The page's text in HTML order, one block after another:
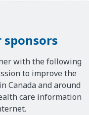
with the following
to improve the
Canada and around
care information